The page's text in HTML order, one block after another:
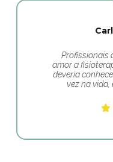
Profissionais
amor a
deveria
vez na vida,